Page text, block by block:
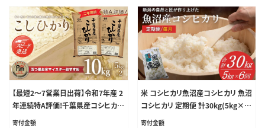
【最短2～7営業日出荷】令和7年産 2
年連続特A評価!千葉県産コシヒカリ
10kg（5kg×2袋） お米 10kg 千葉県
寄付金額
米 コシヒカリ魚沼産コシヒカリ 魚沼
コシヒカリ 定期便 計30kg(5kg×6
回) 毎月お届け 令和8年産 先行予約
寄付金額